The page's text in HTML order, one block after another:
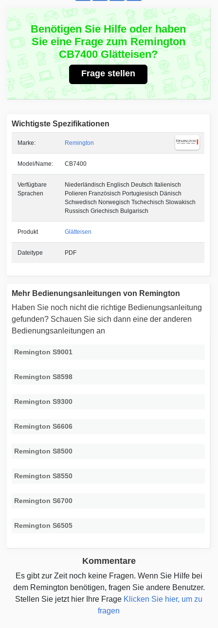
Benötigen Sie Hilfe oder haben
Sie eine Frage zum Remington
CB7400 Glätteisen?
Frage stellen
Wichtigste Spezifikationen
Marke: Remington
Model/Name: CB7400
Verfügbare
Sprachen
Niederländisch Englisch Deutsch Italienisch
Polieren Französisch Portugiesisch Dänisch
Schwedisch Norwegisch Tschechisch Slowakisch
Russisch Griechisch Bulgarisch
Produkt Glätteisen
Dateitype PDF
Mehr Bedienungsanleitungen von Remington
Haben Sie noch nicht die richtige Bedienungsanleitung
gefunden? Schauen Sie sich dann eine der anderen
Bedienungsanleitungen an
Remington S9001
Remington S8598
Remington S9300
Remington S6606
Remington S8500
Remington S8550
Remington S6700
Remington S6505
Kommentare
Es gibt zur Zeit noch keine Fragen. Wenn Sie Hilfe bei
dem Remington benötigen, fragen Sie andere Benutzer.
Stellen Sie jetzt hier Ihre Frage Klicken Sie hier, um zu
fragen